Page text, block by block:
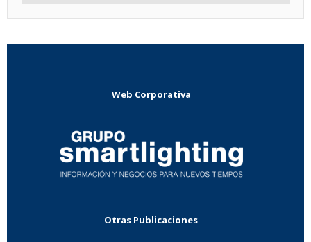
Web Corporativa
Otras Publicaciones